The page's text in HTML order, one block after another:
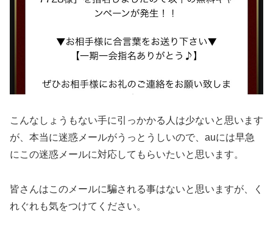
こんなしょうもない手に引っかかる人は少ないと思います
が、本当に迷惑メールがうっとうしいので、auには早急
にこの迷惑メールに対応してもらいたいと思います。
皆さんはこのメールに騙される事はないと思いますが、く
れぐれも気をつけてください。